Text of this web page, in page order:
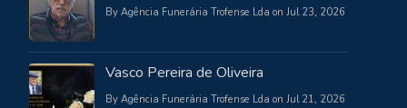
By Agência Funerária Trofense Lda on Jul 23, 2026
Vasco Pereira de Oliveira
By Agência Funerária Trofense Lda on Jul 21, 2026